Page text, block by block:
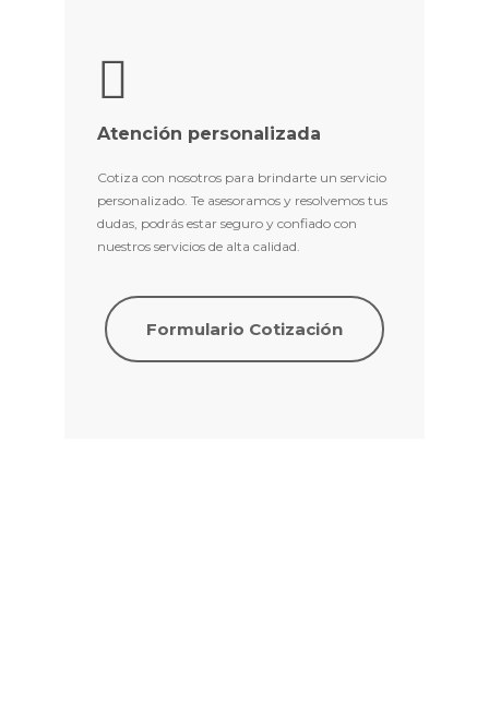
Atención personalizada
Cotiza con nosotros para brindarte un servicio
personalizado. Te asesoramos y resolvemos tus
dudas, podrás estar seguro y confiado con
nuestros servicios de alta calidad.
Formulario Cotización